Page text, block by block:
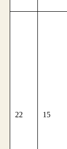
22 15